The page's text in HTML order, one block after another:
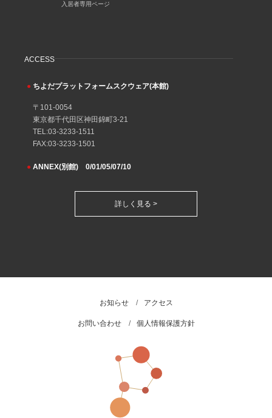
入居者専用ページ
ACCESS
● ちよだプラットフォームスクウェア(本館)
〒101-0054
東京都千代田区神田錦町3-21
TEL:03-3233-1511
FAX:03-3233-1501
● ANNEX(別館) 0/01/05/07/10
詳しく見る >
お知らせ アクセス
お問い合わせ 個人情報保護方針